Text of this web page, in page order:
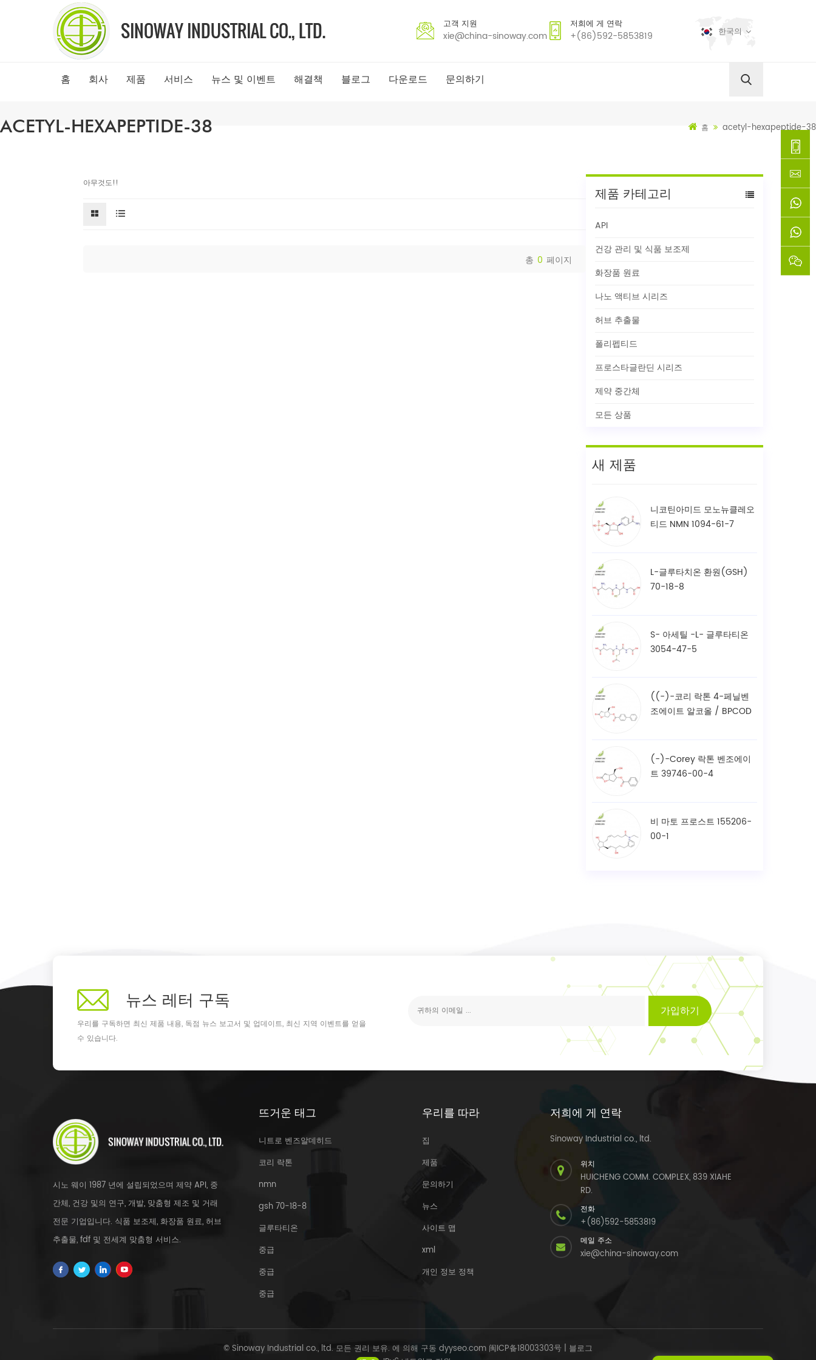
고객 지원
xie@china-sinoway.com
저희에 게 연락
+(86)592-5853819 한국의
홈 회사 제품 서비스 뉴스 및 이벤트 해결책 블로그 다운로드 문의하기
ACETYL-HEXAPEPTIDE-38 홈 acetyl-hexapeptide-38
제품 카테고리
API
건강 관리 및 식품 보조제
화장품 원료
나노 액티브 시리즈
허브 추출물
폴리펩티드
프로스타글란딘 시리즈
제약 중간체
모든 상품
새 제품
니코틴아미드 모노뉴클레오
티드 NMN 1094-61-7
L-글루타치온 환원(GSH)
70-18-8
S- 아세틸 -L- 글루타티온
3054-47-5
((-)-코리 락톤 4-페닐벤
조에이트 알코올 / BPCOD
(-)-Corey 락톤 벤조에이
트 39746-00-4
비 마토 프로스트 155206-
00-1
아무것도!!
총 0 페이지
뉴스 레터 구독
우리를 구독하면 최신 제품 내용, 독점 뉴스 보고서 및 업데이트, 최신 지역 이벤트를 얻을
수 있습니다.
가입하기
시노 웨이 1987 년에 설립되었으며 제약 API, 중
간체, 건강 및의 연구, 개발, 맞춤형 제조 및 거래
전문 기업입니다. 식품 보조제, 화장품 원료, 허브
추출물, fdf 및 전세계 맞춤형 서비스.
뜨거운 태그
니트로 벤즈알데히드
코리 락톤
nmn
gsh 70-18-8
글루타티온
중급
중급
중급
우리를 따라
집
제품
문의하기
뉴스
사이트 맵
xml
개인 정보 정책
저희에 게 연락
Sinoway Industrial co., ltd.
위치
HUICHENG COMM. COMPLEX, 839 XIAHE
RD.
전화
+(86)592-5853819
메일 주소
xie@china-sinoway.com
© Sinoway Industrial co., ltd. 모든 권리 보유. 에 의해 구동 dyyseo.com 闽ICP备18003303号 | 블로그
5853819